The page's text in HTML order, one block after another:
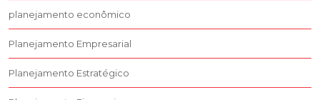
planejamento econômico
Planejamento Empresarial
Planejamento Estratégico